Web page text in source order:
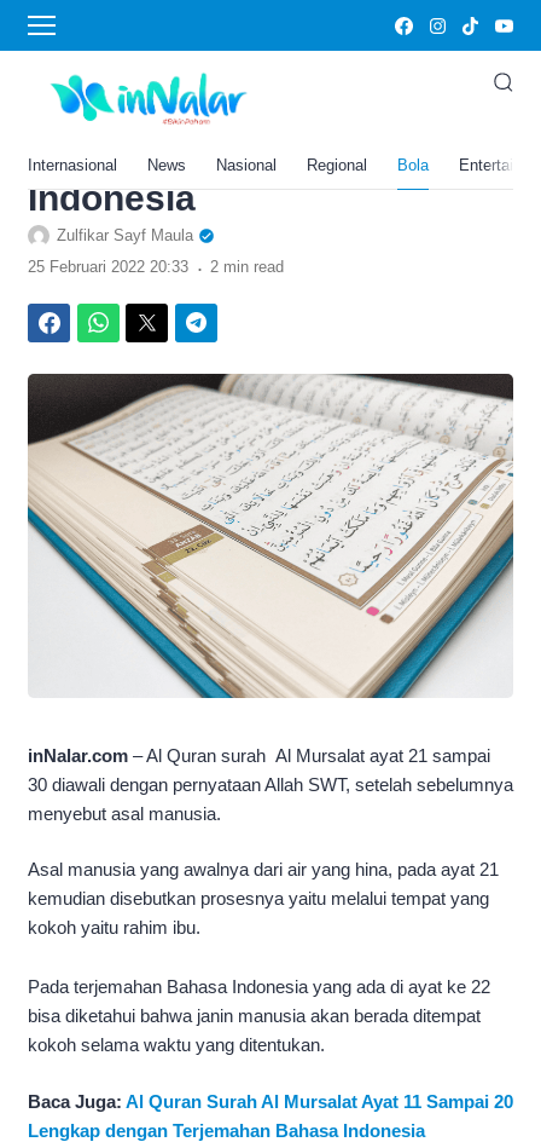
Internasional News Nasional Regional Bola
Home›Al Quran
Al Quran Surah Al Mursalat
Ayat 21 Sampai 30 Lengkap
dengan Terjemahan Bahasa
Indonesia
Zulfikar Sayf Maula
25 Februari 2022 20:33 . 2 min read
inNalar.com – Al Quran surah Al Mursalat ayat 21 sampai
30 diawali dengan pernyataan Allah SWT, setelah sebelumnya
menyebut asal manusia.
Asal manusia yang awalnya dari air yang hina, pada ayat 21
kemudian disebutkan prosesnya yaitu melalui tempat yang
kokoh yaitu rahim ibu.
Pada terjemahan Bahasa Indonesia yang ada di ayat ke 22
bisa diketahui bahwa janin manusia akan berada ditempat
kokoh selama waktu yang ditentukan.
Baca Juga: Al Quran Surah Al Mursalat Ayat 11 Sampai 20
Lengkap dengan Terjemahan Bahasa Indonesia